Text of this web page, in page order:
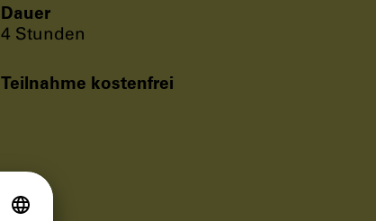
Dauer
4 Stunden
Teilnahme kostenfrei